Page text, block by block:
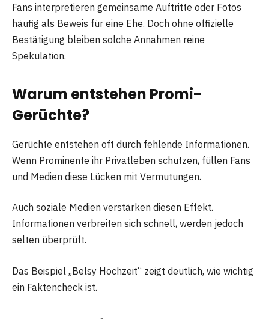
Fans interpretieren gemeinsame Auftritte oder Fotos
häufig als Beweis für eine Ehe. Doch ohne offizielle
Bestätigung bleiben solche Annahmen reine
Spekulation.
Warum entstehen Promi-
Gerüchte?
Gerüchte entstehen oft durch fehlende Informationen.
Wenn Prominente ihr Privatleben schützen, füllen Fans
und Medien diese Lücken mit Vermutungen.
Auch soziale Medien verstärken diesen Effekt.
Informationen verbreiten sich schnell, werden jedoch
selten überprüft.
Das Beispiel „Belsy Hochzeit“ zeigt deutlich, wie wichtig
ein Faktencheck ist.